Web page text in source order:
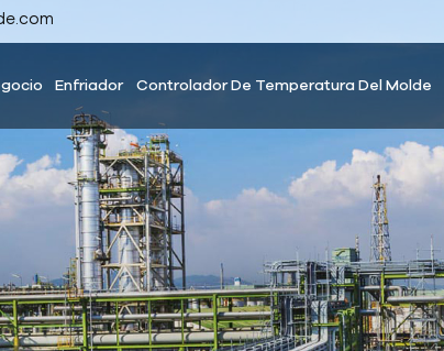
Enfriador Controlador De Temperatura Del Molde